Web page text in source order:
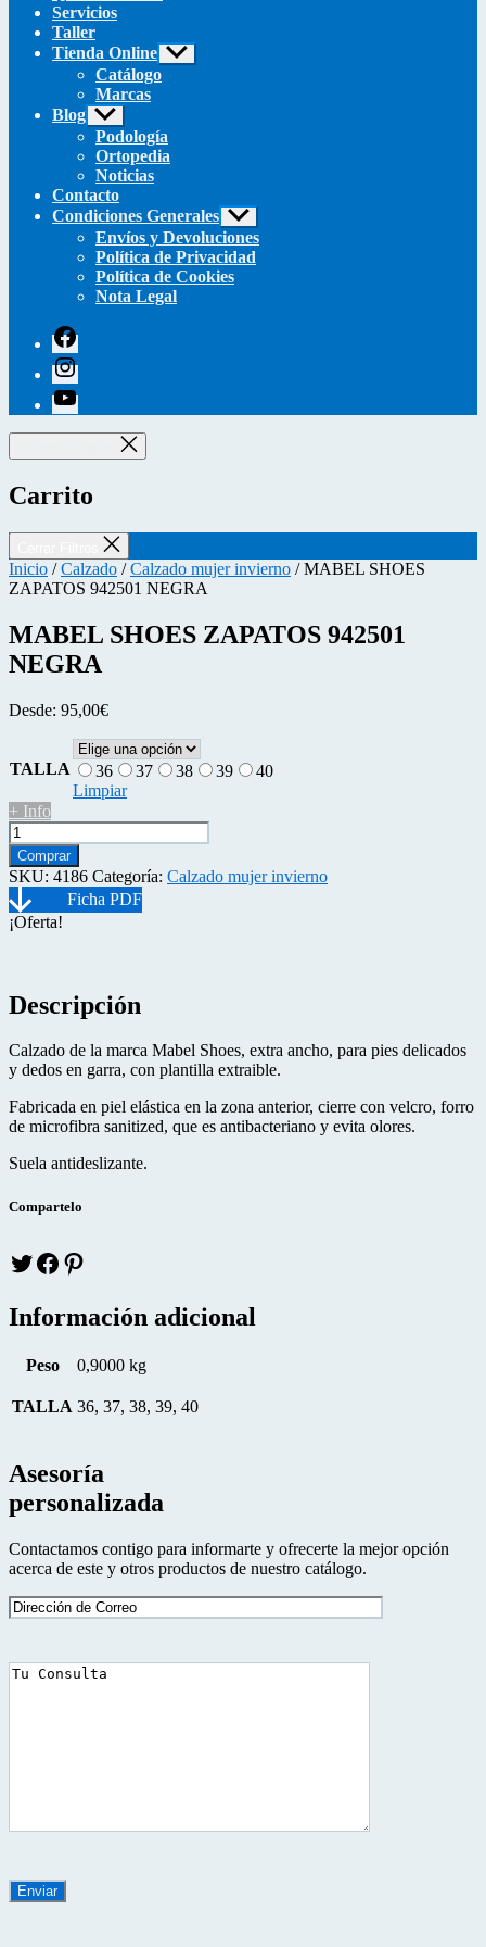
Servicios
Taller
Tienda Online Mostrar
el
Catálogo
Marcas
Blog Mostrar
el
submenú
Podología
Ortopedia
Noticias
Contacto
Condiciones Generales Mostrar
el
submenú
Envíos y Devoluciones
Política de Privacidad
Política de Cookies
Nota Legal
facebook
instagram
youtube
Carrito
Inicio /Calzado /Calzado mujer invierno / MABEL SHOES
ZAPATOS 942501 NEGRA
MABEL SHOES ZAPATOS 942501
NEGRA
Desde: 95,00€
TALLA 36 37 38 39
40
Limpiar
+ Info
MABEL
SHOES
ZAPATOS
942501
NEGRA
cantidad
Comprar
SKU: 4186 Categoría: Calzado mujer invierno
¡Oferta!
Descripción
Calzado de la marca Mabel Shoes, extra ancho, para pies delicados
y dedos en garra, con plantilla extraible.
Fabricada en piel elástica en la zona anterior, cierre con velcro, forro
de microfibra sanitized, que es antibacteriano y evita olores.
Suela antideslizante.
Compartelo
Twitterfacebook
Información adicional
Peso 0,9000 kg
TALLA 36, 37, 38, 39, 40
Asesoría
personalizada
Contactamos contigo para informarte y ofrecerte la mejor opción
acerca de este y otros productos de nuestro catálogo.